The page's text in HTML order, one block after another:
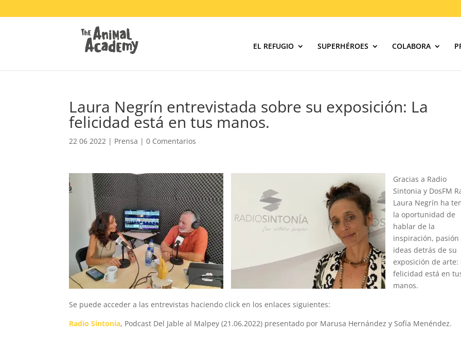
EL REFUGIO SUPERHÉROES COLABORA
Laura Negrín entrevistada sobre su exposición: La
felicidad está en tus manos.
22 06 2022 | Prensa |0 Comentarios
Gracias a Radio
Sintonia y DosFM
Laura Negrín ha
la oportunidad de
hablar de la
inspiración, pasión
ideas detrás de su
exposición de arte:
felicidad está en
manos.
Se puede acceder a las entrevistas haciendo click en los enlaces siguientes:
Radio Sintonia, Podcast Del Jable al Malpey (21.06.2022) presentado por Marusa Hernández y Sofía Menéndez.